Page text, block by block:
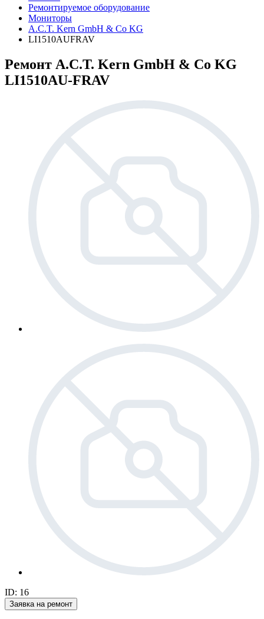
Ремонтируемое оборудование
Мониторы
A.C.T. Kern GmbH & Co KG
LI1510AUFRAV
Ремонт A.C.T. Kern GmbH & Co KG
LI1510AU-FRAV
ID: 16
Заявка на ремонт